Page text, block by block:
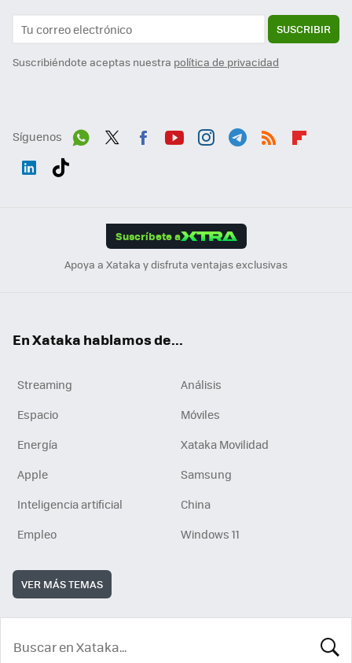
SUSCRIBIR
Suscribiéndote aceptas nuestra política de privacidad
Síguenos
Suscríbete a
Apoya a Xataka y disfruta ventajas exclusivas
En Xataka hablamos de...
Streaming
Análisis
Espacio
Móviles
Energía
Xataka Movilidad
Apple
Samsung
Inteligencia artificial
China
Empleo
Windows 11
VER MÁS TEMAS